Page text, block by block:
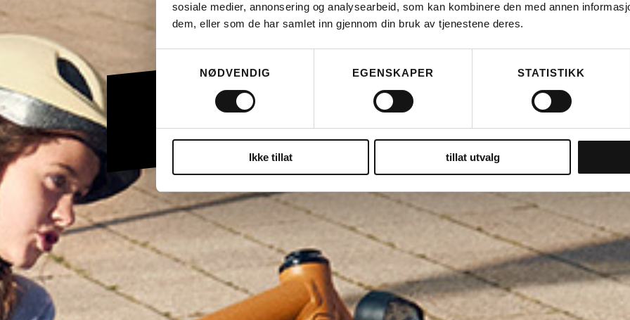
sosiale medier, annonsering og analysearbeid, som kan kombinere den med annen
dem, eller som de har samlet inn gjennom din bruk av tjenestene deres.
NØDVENDIG
EGENSKAPER STATISTIKK
Ikke tillat tillat utvalg
V